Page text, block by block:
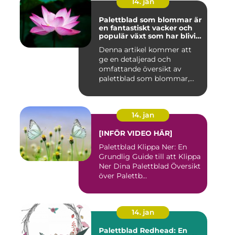
Palettblad som blommar är
en fantastiskt vacker och
populär växt som har blivit
trädgårdsentusiaster runt
om i världen
Denna artikel kommer att
ge en detaljerad och
omfattande översikt av
palettblad som blommar,
14. jan
[INFÖR VIDEO HÄR]
Palettblad Klippa Ner: En
Grundlig Guide till att Klippa
Ner Dina Palettblad Översikt
över Palettb...
14. jan
Palettblad Redhead: En